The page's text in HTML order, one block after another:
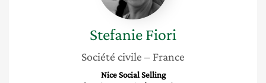
StefanieFiori
Société civile – France
Nice Social Selling